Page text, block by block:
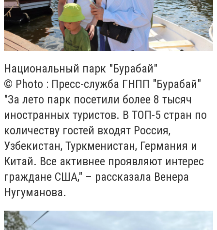
Национальный парк "Бурабай"
© Photo : Пресс-служба ГНПП "Бурабай"
"За лето парк посетили более 8 тысяч
иностранных туристов. В ТОП-5 стран по
количеству гостей входят Россия,
Узбекистан, Туркменистан, Германия и
Китай. Все активнее проявляют интерес
граждане США," – рассказала Венера
Нугуманова.